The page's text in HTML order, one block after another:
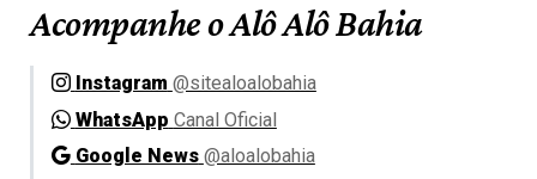
Acompanhe o Alô Alô Bahia
Instagram @sitealoalobahia
WhatsApp Canal Oficial
Google News @aloalobahia